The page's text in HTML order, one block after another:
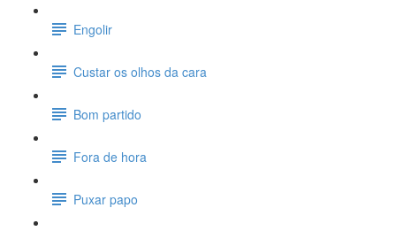
Engolir
Custar os olhos da cara
Bom partido
Fora de hora
Puxar papo